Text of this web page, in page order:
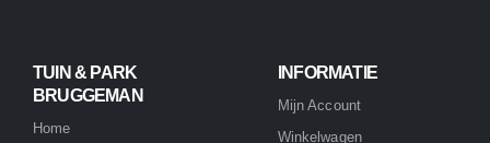
TUIN & PARK
BRUGGEMAN
Home
INFORMATIE
Mijn Account
Winkelwagen